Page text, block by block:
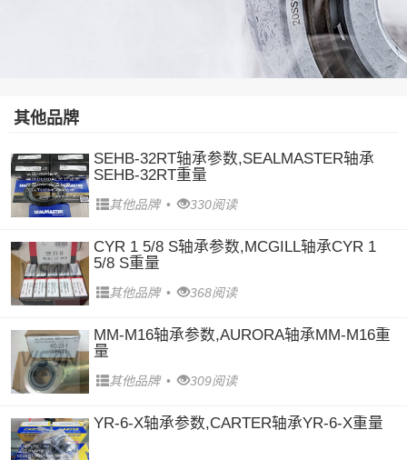
其他品牌
SEHB-32RT轴承参数,SEALMASTER轴承
SEHB-32RT重量
其他品牌 • 330阅读
CYR 1 5/8 S轴承参数,MCGILL轴承CYR 1
5/8 S重量
其他品牌 • 368阅读
MM-M16轴承参数,AURORA轴承MM-M16重
量
其他品牌 • 309阅读
YR-6-X轴承参数,CARTER轴承YR-6-X重量